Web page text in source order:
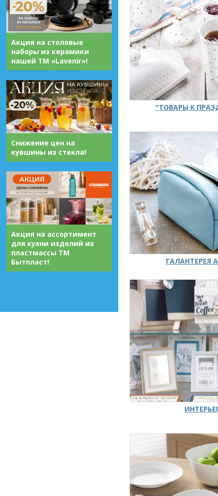
Акция на столовые
наборы из керамики
нашей ТМ «Lavenir»!
Снижение цен на
кувшины из стекла!
Акция на ассортимент
для кухни изделий из
пластмассы ТМ
Бытпласт!
"ТОВАРЫ К
ГАЛАНТЕРЕЯ